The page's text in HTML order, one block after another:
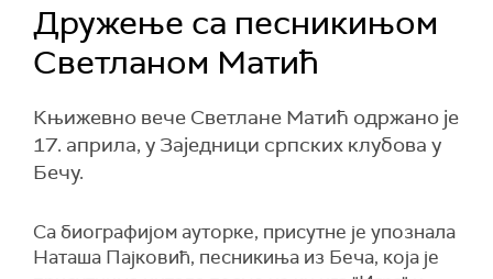
Дружење са песникињом
Светланом Матић
Књижевно вече Светлане Матић одржано је
17. априла, у Заједници српских клубова у
Бечу.
Са биографијом ауторке, присутне је упознала
Наташа Пајковић, песникиња из Беча, која је